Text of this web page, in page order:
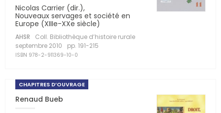
Nicolas Carrier (dir.),
Nouveaux servages et société en
Europe (XIIIe-XXe siècle)
AHSR
Coll. Bibliothèque d’histoire rurale
septembre 2010
pp. 191-215
ISBN 978-2-911369-10-0
CHAPITRES D’OUVRAGE
Renaud Bueb